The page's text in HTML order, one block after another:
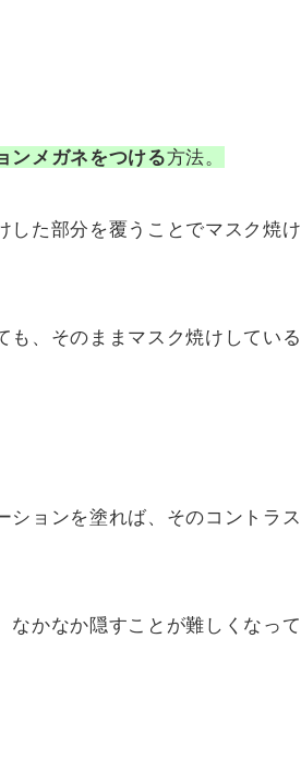
ンメガネをつける方法。
した部分を覆うことでマスク焼け
も、そのままマスク焼けしている
ョンを塗れば、そのコントラス
なかなか隠すことが難しくなって